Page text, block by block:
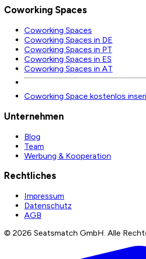
Coworking Spaces
Coworking Spaces
Coworking Spaces in DE
Coworking Spaces in PT
Coworking Spaces in ES
Coworking Spaces in AT
Coworking Space kostenlos
Unternehmen
Blog
Team
Werbung & Kooperation
Rechtliches
Impressum
Datenschutz
AGB
© 2026 Seatsmatch GmbH. Alle